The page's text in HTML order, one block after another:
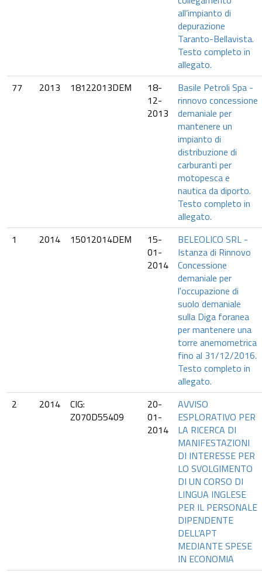
all’impianto di
depurazione
Taranto-Bellavista.
Testo completo in
allegato.
77
2013 18122013DEM
18-
12-
2013
Basile Petroli Spa -
rinnovo concessione
demaniale per
mantenere un
impianto di
distribuzione di
carburanti per
motopesca e
nautica da diporto.
Testo completo in
allegato.
1
2014 15012014DEM
15-
01-
2014
BELEOLICO SRL -
Istanza di Rinnovo
Concessione
demaniale per
l'occupazione di
suolo demaniale
sulla Diga foranea
per mantenere una
torre anemometrica
fino al 31/12/2016.
Testo completo in
allegato.
2
2014
CIG:
Z070D55409
20-
01-
2014
AVVISO
ESPLORATIVO PER
LA RICERCA DI
MANIFESTAZIONI
DI INTERESSE PER
LO SVOLGIMENTO
DI UN CORSO DI
LINGUA INGLESE
PER IL PERSONALE
DIPENDENTE
DELL’APT
MEDIANTE SPESE
IN ECONOMIA